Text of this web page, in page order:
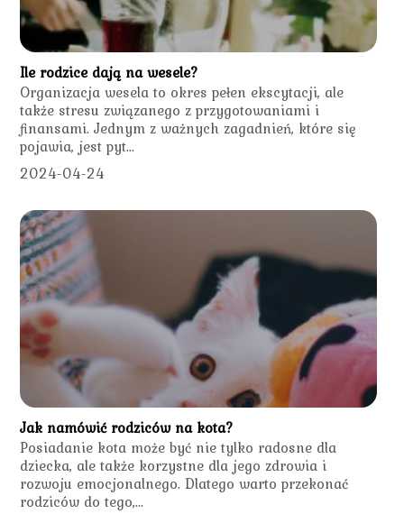
Ile rodzice dają na wesele?
Organizacja wesela to okres pełen ekscytacji, ale
także stresu związanego z przygotowaniami i
finansami. Jednym z ważnych zagadnień, które się
pojawia, jest pyt...
2024-04-24
Jak namówić rodziców na kota?
Posiadanie kota może być nie tylko radosne dla
dziecka, ale także korzystne dla jego zdrowia i
rozwoju emocjonalnego. Dlatego warto przekonać
rodziców do tego,...